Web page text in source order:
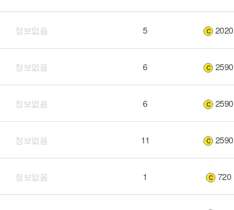
정보없음 5 C 2020
정보없음 6 C 2590
정보없음 6 C 2590
정보없음 11 C 2590
정보없음 1 C 720